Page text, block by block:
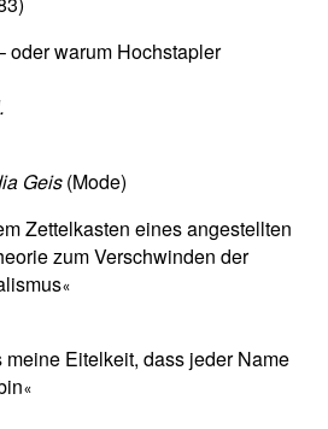
oder warum Hochstapler
Geis(Mode)
Zettelkasten eines angestellten
zum Verschwinden der
«
meine Eitelkeit, dass jeder Name
«